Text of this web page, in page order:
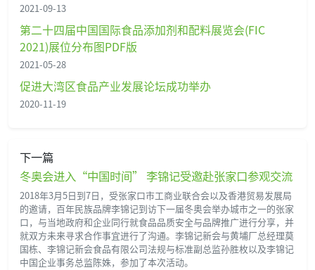
2021-09-13
第二十四届中国国际食品添加剂和配料展览会(FIC
2021)展位分布图PDF版
2021-05-28
促进大湾区食品产业发展论坛成功举办
2020-11-19
下一篇
冬奥会进入“中国时间” 李锦记受邀赴张家口参观交流
2018年3月5日到7日，受张家口市工商业联合会以及香港贸易发展局
的邀请，百年民族品牌李锦记到访下一届冬奥会举办城市之一的张家
口，与当地政府和企业同行就食品品质安全与品牌推广进行分享，并
就双方未来寻求合作事宜进行了沟通。李锦记新会与黄埔厂总经理莫
国栋、李锦记新会食品有限公司法规与标准副总监孙胜枚以及李锦记
中国企业事务总监陈姝，参加了本次活动。